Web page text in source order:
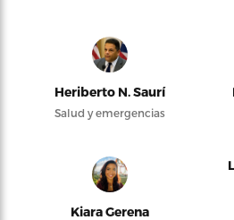
Heriberto N. Saurí
Salud y emergencias
Kiara Gerena